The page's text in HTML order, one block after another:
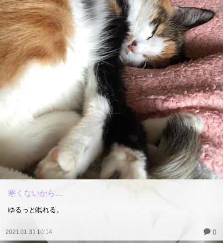
寒くないから…
ゆるっと眠れる。
2021.01.31 10:14 0